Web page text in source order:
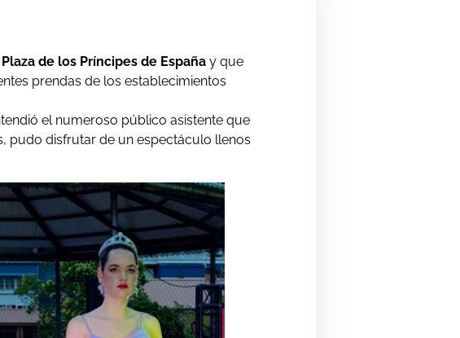
Plaza de los Príncipes de Españay que
prendas de los establecimientos
el numeroso público asistente que
pudo disfrutar de un espectáculo llenos